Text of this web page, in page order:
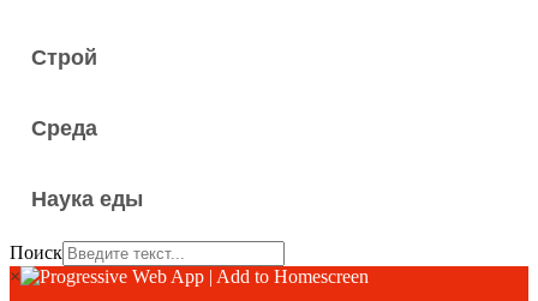
Строй
Среда
Наука еды
Поиск
×